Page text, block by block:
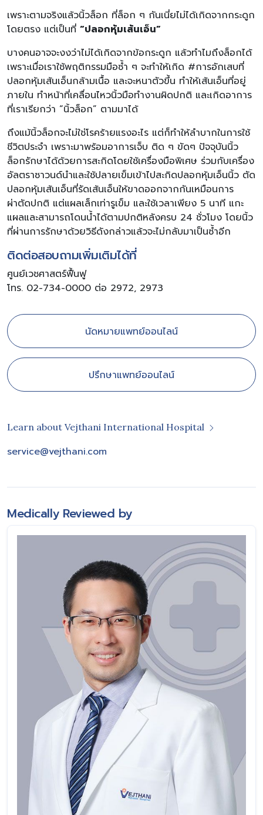
เพราะตามจริงแล้วนิ้วล็อก ที่ล็อก ๆ กันเนี่ยไม่ได้เกิดจากกระดูก
โดยตรง แต่เป็นที่ “ปลอกหุ้มเส้นเอ็น”
บางคนอาจจะงงว่าไม่ได้เกิดจากข้อกระดูก แล้วทำไมถึงล็อกได้
เพราะเมื่อเราใช้พฤติกรรมมือซ้ำ ๆ จะทำให้เกิด #การอักเสบที่
ปลอกหุ้มเส้นเอ็นกล้ามเนื้อ และจะหนาตัวขึ้น ทำให้เส้นเอ็นที่อยู่
ภายใน ทำหน้าที่เคลื่อนไหวนิ้วมือทำงานผิดปกติ และเกิดอาการ
ที่เราเรียกว่า “นิ้วล็อก” ตามมาได้
ถึงแม้นิ้วล็อกจะไม่ใช่โรคร้ายแรงอะไร แต่ก็ทำให้ลำบากในการใช้
ชีวิตประจำ เพราะมาพร้อมอาการเจ็บ ติด ๆ ขัดๆ ปัจจุบันนิ้ว
ล็อกรักษาได้ด้วยการสะกิดโดยใช้เครื่องมือพิเศษ ร่วมกับเครื่อง
อัลตราซาวนด์นำและใช้ปลายเข็มเข้าไปสะกิดปลอกหุ้มเอ็นนิ้ว ตัด
ปลอกหุ้มเส้นเอ็นที่รัดเส้นเอ็นให้ขาดออกจากกันเหมือนการ
ผ่าตัดปกติ แต่แผลเล็กเท่ารูเข็ม และใช้เวลาเพียง 5 นาที แกะ
แผลและสามารถโดนน้ำได้ตามปกติหลังครบ 24 ชั่วโมง โดยนิ้ว
ที่ผ่านการรักษาด้วยวิธีดังกล่าวแล้วจะไม่กลับมาเป็นซ้ำอีก
ติดต่อสอบถามเพิ่มเติมได้ที่
ศูนย์เวชศาสตร์ฟื้นฟู
โทร. 02-734-0000 ต่อ 2972, 2973
นัดหมายแพทย์ออนไลน์
ปรึกษาแพทย์ออนไลน์
Learn about Vejthani International Hospital
service@vejthani.com
Medically Reviewed by